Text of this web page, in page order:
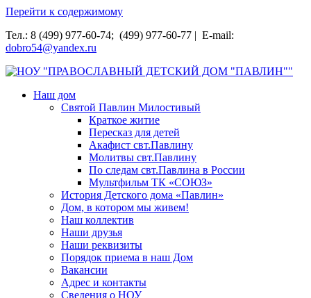
Перейти к содержимому
Тел.: 8 (499) 977-60-74; (499) 977-60-77 | E-mail:
dobro54@yandex.ru
НОУ "ПРАВОСЛАВНЫЙ ДЕТСКИЙ ДОМ "ПАВЛИН""
Наш дом
Святой Павлин Милостивый
Краткое житие
Пересказ для детей
Акафист свт.Павлину
Молитвы свт.Павлину
По следам свт.Павлина в России
Мультфильм ТК «СОЮЗ»
История Детского дома «Павлин»
Дом, в котором мы живем!
Наш коллектив
Наши друзья
Наши реквизиты
Порядок приема в наш Дом
Вакансии
Адрес и контакты
Сведения о НОУ